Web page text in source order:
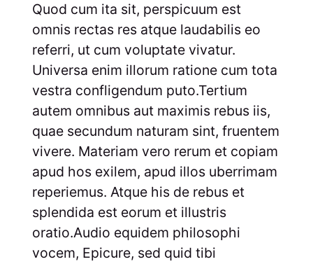
Quod cum ita sit, perspicuum est
omnis rectas res atque laudabilis eo
referri, ut cum voluptate vivatur.
Universa enim illorum ratione cum tota
vestra confligendum puto.Tertium
autem omnibus aut maximis rebus iis,
quae secundum naturam sint, fruentem
vivere. Materiam vero rerum et copiam
apud hos exilem, apud illos uberrimam
reperiemus. Atque his de rebus et
splendida est eorum et illustris
oratio.Audio equidem philosophi
vocem, Epicure, sed quid tibi